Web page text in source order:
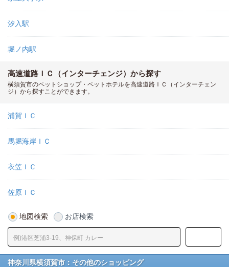
汐入駅
堀ノ内駅
高速道路ＩＣ（インターチェンジ）から探す
横須賀市のペットショップ・ペットホテルを高速道路ＩＣ（インターチェン
ジ）から探すことができます。
浦賀ＩＣ
馬堀海岸ＩＣ
衣笠ＩＣ
佐原ＩＣ
地図検索 お店検索
神奈川県横須賀市：その他のショッピング